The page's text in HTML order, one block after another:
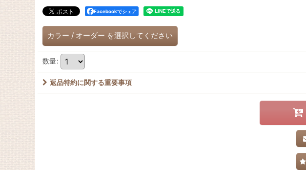
Facebookでシェア
カラー / オーダー を選択してください
数量:
返品特約に関する重要事項